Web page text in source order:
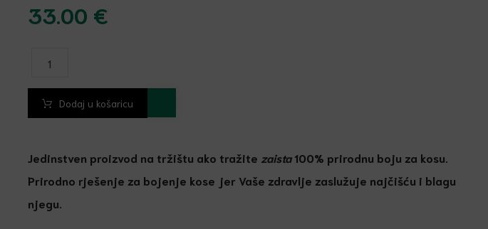
33.00 €
Jedinstven proizvod na tržištu ako tražite zaista100% prirodnu boju za kosu.
Prirodno rješenje za bojenje kose jer Vaše zdravlje zaslužuje najčišću i blagu
njegu.
Dodaj u košaricu